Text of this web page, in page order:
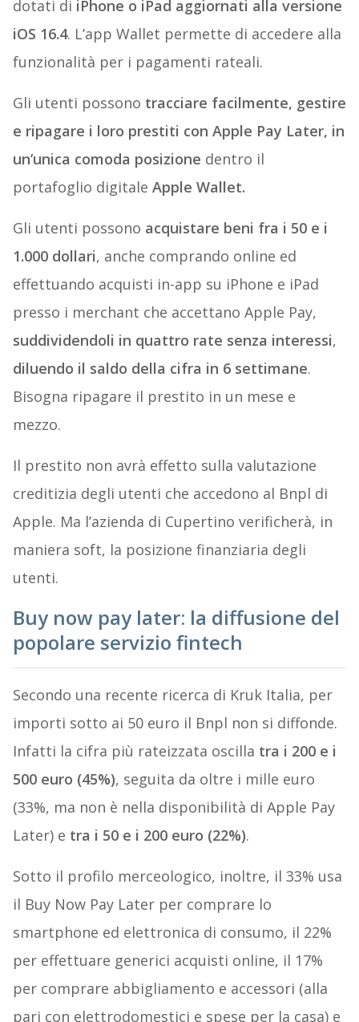
dotati di iPhone o iPad aggiornati alla versione
iOS 16.4. L’app Wallet permette di accedere alla
funzionalità per i pagamenti rateali.
Gli utenti possono tracciare facilmente, gestire
e ripagare i loro prestiti con Apple Pay Later, in
un’unica comoda posizione dentro il
portafoglio digitale Apple Wallet.
Gli utenti possono acquistare beni fra i 50 e i
1.000 dollari, anche comprando online ed
effettuando acquisti in-app su iPhone e iPad
presso i merchant che accettano Apple Pay,
suddividendoli in quattro rate senza interessi,
diluendo il saldo della cifra in 6 settimane.
Bisogna ripagare il prestito in un mese e
mezzo.
Il prestito non avrà effetto sulla valutazione
creditizia degli utenti che accedono al Bnpl di
Apple. Ma l’azienda di Cupertino verificherà, in
maniera soft, la posizione finanziaria degli
utenti.
Buy now pay later: la diffusione del
popolare servizio fintech
Secondo una recente ricerca di Kruk Italia, per
importi sotto ai 50 euro il Bnpl non si diffonde.
Infatti la cifra più rateizzata oscilla tra i 200 e i
500 euro (45%), seguita da oltre i mille euro
(33%, ma non è nella disponibilità di Apple Pay
Later) e tra i 50 e i 200 euro (22%).
Sotto il profilo merceologico, inoltre, il 33% usa
il Buy Now Pay Later per comprare lo
smartphone ed elettronica di consumo, il 22%
per effettuare generici acquisti online, il 17%
per comprare abbigliamento e accessori (alla
pari con elettrodomestici e spese per la casa) e